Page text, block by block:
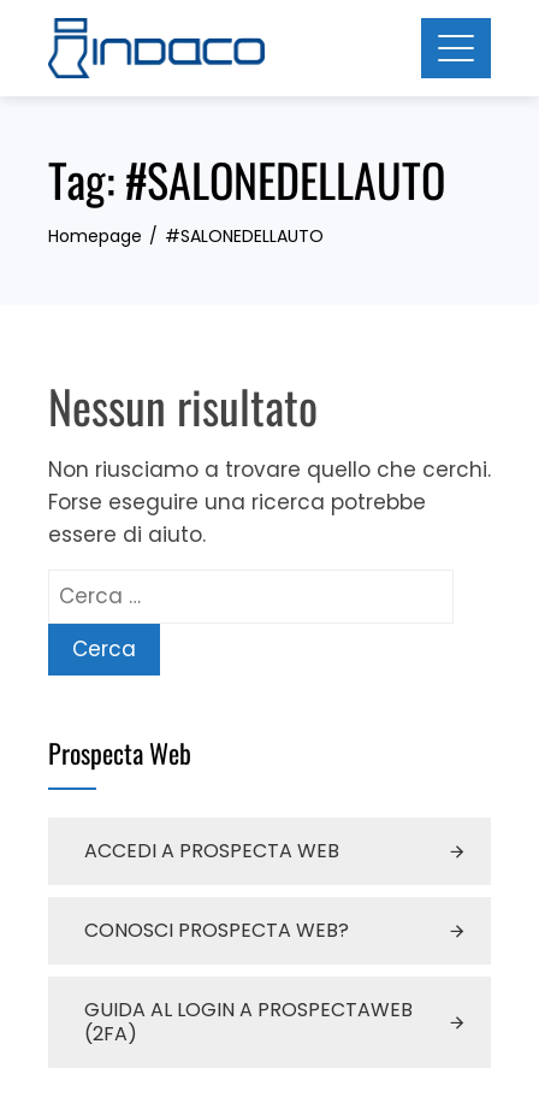
content
Tag:#SALONEDELLAUTO
Homepage #SALONEDELLAUTO
Nessun risultato
Non riusciamo a trovare quello che cerchi.
Forse eseguire una ricerca potrebbe
essere di aiuto.
Ricerca
per:
Prospecta Web
ACCEDI A PROSPECTA WEB
CONOSCI PROSPECTA WEB?
GUIDA AL LOGIN A PROSPECTAWEB
(2FA)